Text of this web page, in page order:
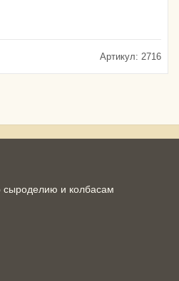
Артикул: 2716
и колбасам